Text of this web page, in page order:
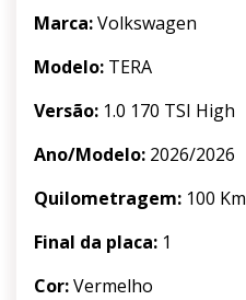
Marca:Volkswagen
Modelo: TERA
Versão: 1.0 170 TSI High
Ano/Modelo: 2026/2026
Quilometragem: 100 Km
Final da placa: 1
Cor:Vermelho